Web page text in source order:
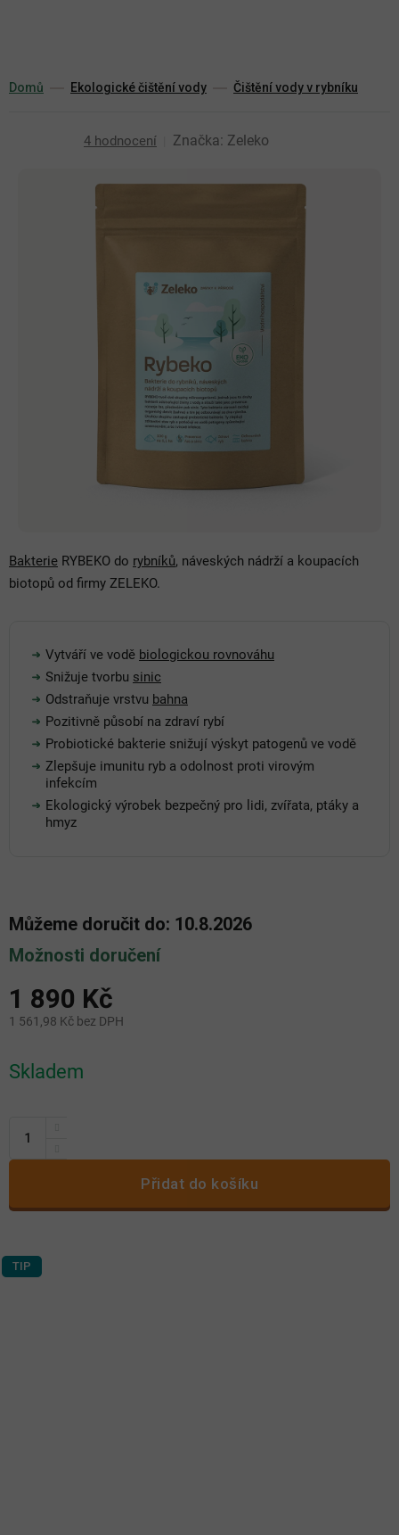
Domů Ekologické čištění vody Čištění vody v rybníku
4 hodnocení Značka: Zeleko
1 890 Kč
1 561,98 Kč bez DPH
cena:
Skladem
Můžeme doručit do: 10.8.2026
Možnosti doručení
Přidat do košíku
Bakterie RYBEKO do rybníků, náveských nádrží a koupacích
biotopů od firmy ZELEKO.
Vytváří ve vodě biologickou rovnováhu
Snižuje tvorbu sinic
Odstraňuje vrstvu bahna
Pozitivně působí na zdraví rybí
Probiotické bakterie snižují výskyt patogenů ve vodě
Zlepšuje imunitu ryb a odolnost proti virovým
infekcím
Ekologický výrobek bezpečný pro lidi, zvířata, ptáky a
hmyz
TIP